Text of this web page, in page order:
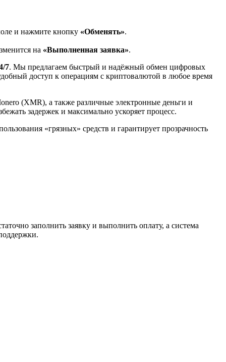
и нажмите кнопку «Обменять».
на «Выполненная заявка».
7. Мы предлагаем быстрый и надёжный обмен цифровых
доступ к операциям с криптовалютой в любое время
(XMR), а также различные электронные деньги и
задержек и максимально ускоряет процесс.
«грязных» средств и гарантирует прозрачность
заполнить заявку и выполнить оплату, а система